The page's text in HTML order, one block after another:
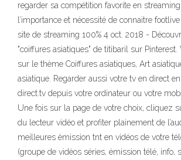
regarder sa compétition favorite en
l’importance et nécessité de connaitre
site de streaming 100% 4 oct. 2018 -
"coiffures asiatiques" de titibaril sur
sur le thème Coiffures asiatiques, Art
asiatique. Regarder aussi votre tv en direct
direct.tv depuis votre ordinateur ou votre
Une fois sur la page de votre choix, cliquez
du lecteur vidéo et profiter plainement de
meilleures émission tnt en vidéos de votre
(groupe de vidéos séries, émission télé, info,